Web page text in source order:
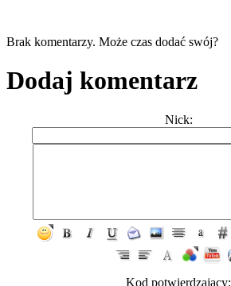
Brak komentarzy. Może czas dodać swój?
Dodaj komentarz
Nick:
Kod potwierdzający: